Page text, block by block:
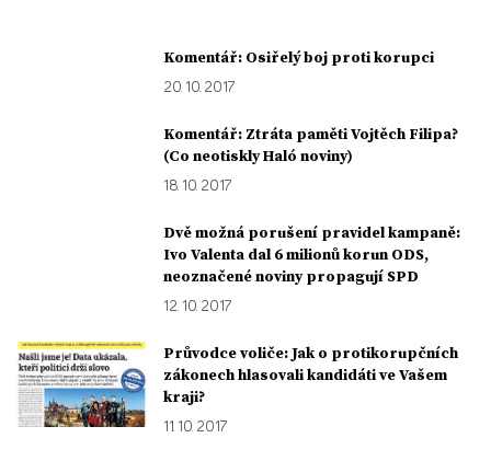
Komentář: Osiřelý boj proti korupci
20. 10. 2017
Komentář: Ztráta paměti Vojtěch Filipa?
(Co neotiskly Haló noviny)
18. 10. 2017
Dvě možná porušení pravidel kampaně:
Ivo Valenta dal 6 milionů korun ODS,
neoznačené noviny propagují SPD
12. 10. 2017
Průvodce voliče: Jak o protikorupčních
zákonech hlasovali kandidáti ve Vašem
kraji?
11. 10. 2017